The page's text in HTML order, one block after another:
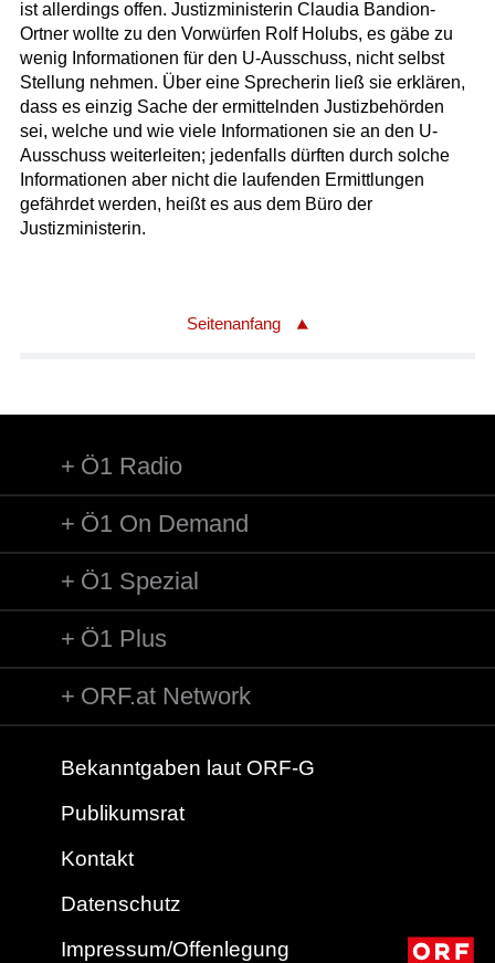
ist allerdings offen. Justizministerin Claudia Bandion-
Ortner wollte zu den Vorwürfen Rolf Holubs, es gäbe zu
wenig Informationen für den U-Ausschuss, nicht selbst
Stellung nehmen. Über eine Sprecherin ließ sie erklären,
dass es einzig Sache der ermittelnden Justizbehörden
sei, welche und wie viele Informationen sie an den U-
Ausschuss weiterleiten; jedenfalls dürften durch solche
Informationen aber nicht die laufenden Ermittlungen
gefährdet werden, heißt es aus dem Büro der
Justizministerin.
Seitenanfang
Ö1 Radio
Ö1 On Demand
Ö1 Spezial
Ö1 Plus
ORF.at Network
Bekanntgaben laut ORF-G
Publikumsrat
Kontakt
Datenschutz
Impressum/Offenlegung